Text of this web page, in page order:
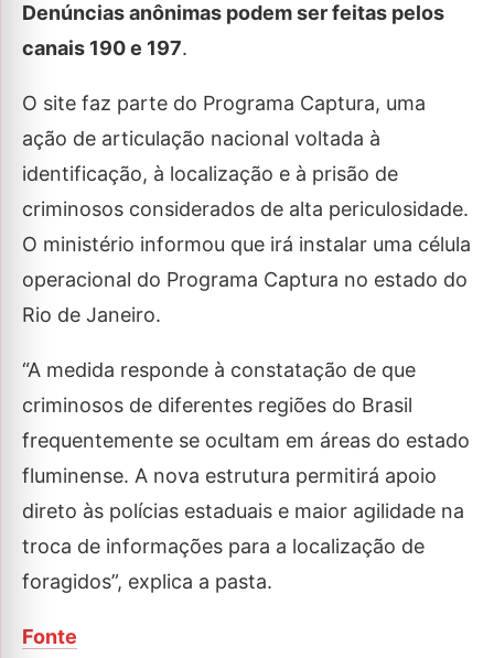
Denúncias anônimas podem ser feitas pelos
canais 190 e 197.
O site faz parte do Programa Captura, uma
ação de articulação nacional voltada à
identificação, à localização e à prisão de
criminosos considerados de alta periculosidade.
O ministério informou que irá instalar uma célula
operacional do Programa Captura no estado do
Rio de Janeiro.
“A medida responde à constatação de que
criminosos de diferentes regiões do Brasil
frequentemente se ocultam em áreas do estado
fluminense. A nova estrutura permitirá apoio
direto às polícias estaduais e maior agilidade na
troca de informações para a localização de
foragidos”, explica a pasta.
Fonte